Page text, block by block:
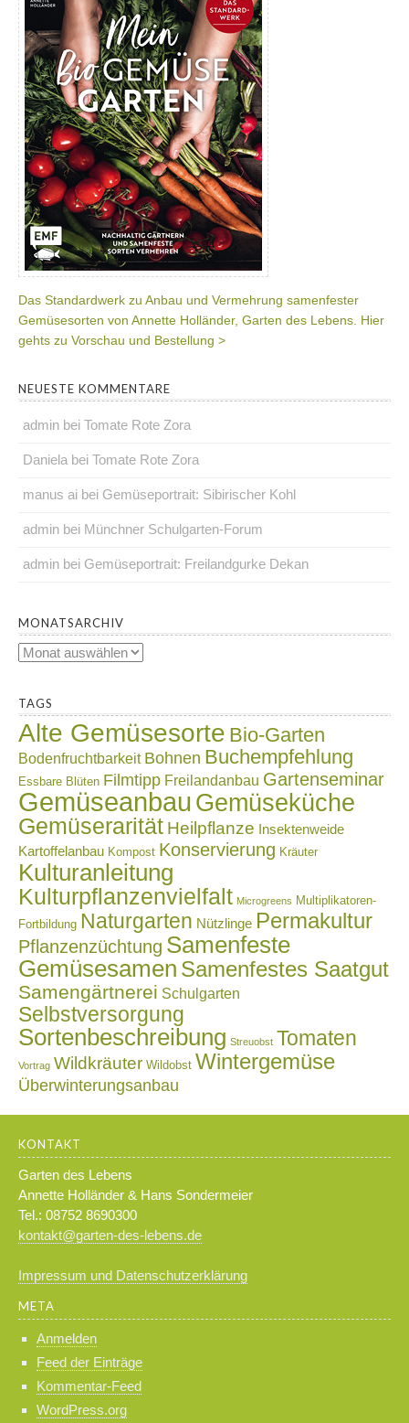
Das Standardwerk zu Anbau und Vermehrung samenfester
Gemüsesorten von Annette Holländer, Garten des Lebens. Hier
gehts zu Vorschau und Bestellung >
NEUESTE KOMMENTARE
admin bei Tomate Rote Zora
Danielabei Tomate Rote Zora
manus ai bei Gemüseportrait: Sibirischer Kohl
admin bei Münchner Schulgarten-Forum
admin bei Gemüseportrait: Freilandgurke Dekan
MONATSARCHIV
Monatsarchiv
TAGS
Alte Gemüsesorte Bio-Garten
Bodenfruchtbarkeit Bohnen Buchempfehlung
Essbare Blüten Filmtipp Freilandanbau Gartenseminar
Gemüseanbau Gemüseküche
Gemüserarität Heilpflanze
Insektenweide
Kartoffelanbau Kompost Konservierung Kräuter
Kulturanleitung
Kulturpflanzenvielfalt Microgreens Multiplikatoren-
Fortbildung Naturgarten Nützlinge Permakultur
Pflanzenzüchtung Samenfeste
Gemüsesamen Samenfestes Saatgut
Samengärtnerei Schulgarten
Selbstversorgung
Sortenbeschreibung Streuobst Tomaten
Vortrag Wildkräuter Wildobst Wintergemüse
Überwinterungsanbau
KONTAKT
Garten des Lebens
Annette Holländer & Hans Sondermeier
Tel.: 08752 8690300
kontakt@garten-des-lebens.de
Impressum und Datenschutzerklärung
META
Anmelden
Feed der Einträge
Kommentar-Feed
WordPress.org